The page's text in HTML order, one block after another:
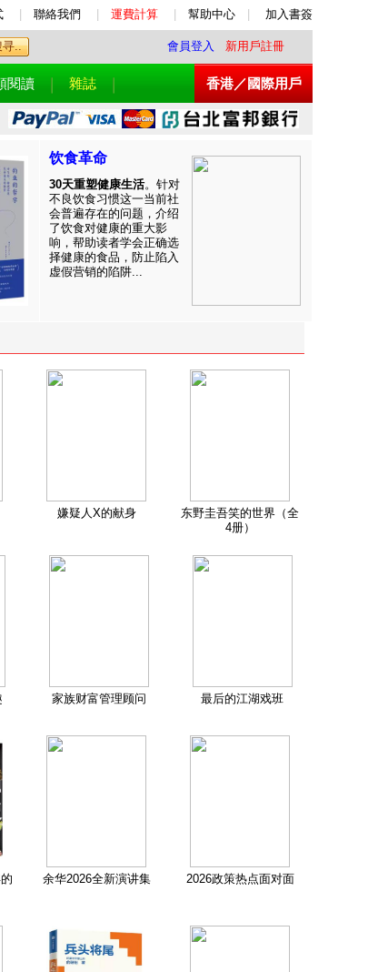
聯絡我們 運費計算 幫助中心 加入書簽
會員登入 新用戶註冊
閱讀 雜誌 香港／國際用戶
饮食革命
30天重塑健康生活。针对
不良饮食习惯这一当前社
会普遍存在的问题，介绍
了饮食对健康的重大影
响，帮助读者学会正确选
择健康的食品，防止陷入
虚假营销的陷阱...
嫌疑人X的献身
东野圭吾笑的世界（全
4册）
家族财富管理顾问 最后的江湖戏班
余华2026全新演讲集 2026政策热点面对面